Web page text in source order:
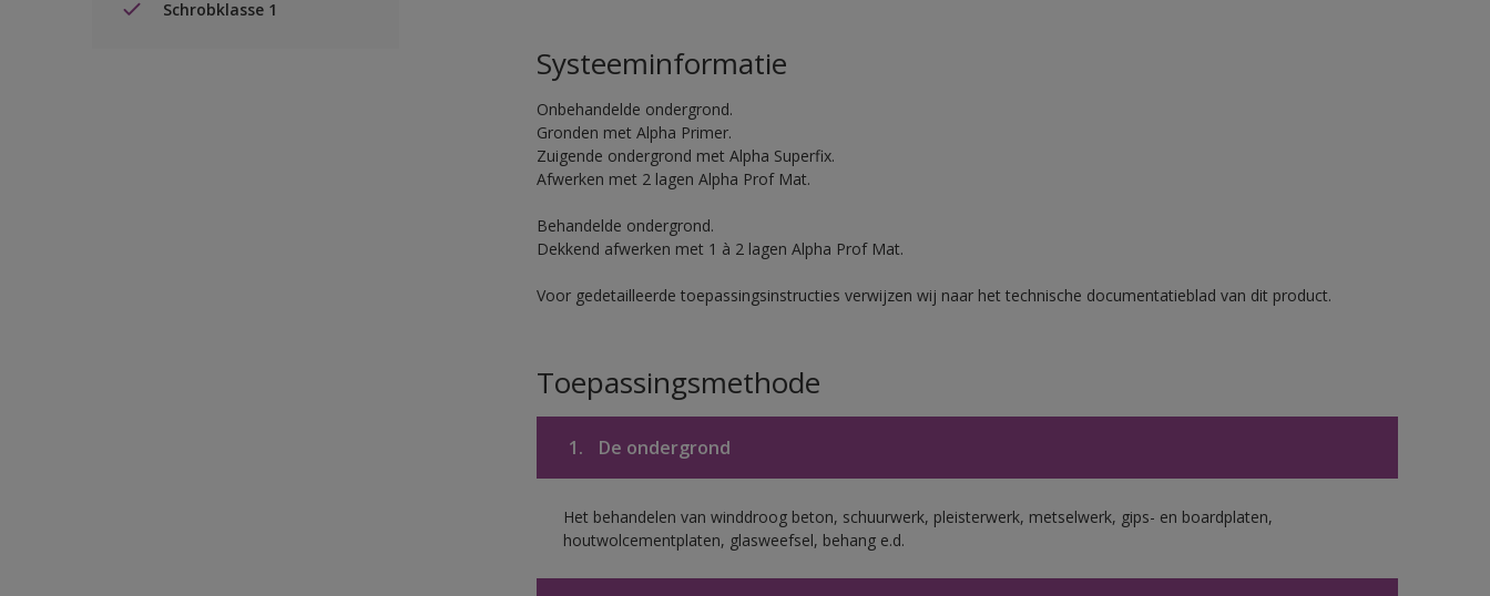
Schrobklasse 1
Systeeminformatie
Onbehandelde ondergrond.
Gronden met Alpha Primer.
Zuigende ondergrond met Alpha Superfix.
Afwerken met 2 lagen Alpha Prof Mat.
Behandelde ondergrond.
Dekkend afwerken met 1 à 2 lagen Alpha Prof Mat.
Voor gedetailleerde toepassingsinstructies verwijzen wij naar het technische documentatieblad van dit product.
Toepassingsmethode
1. De ondergrond
Het behandelen van winddroog beton, schuurwerk, pleisterwerk, metselwerk, gips- en boardplaten,
houtwolcementplaten, glasweefsel, behang e.d.